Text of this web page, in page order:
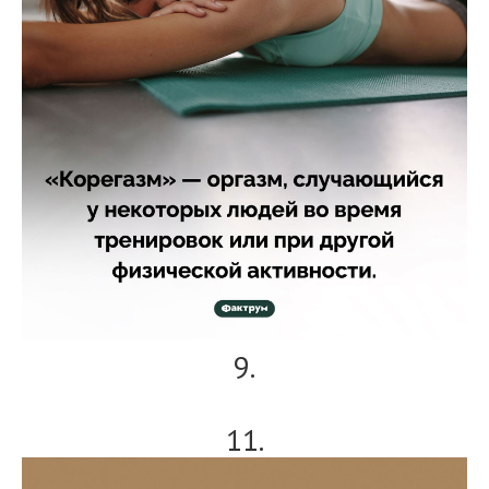
9.
11.